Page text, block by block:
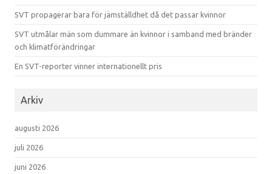
SVT propagerar bara för jämställdhet då det passar kvinnor
SVT utmålar män som dummare än kvinnor i samband med bränder
och klimatförändringar
En SVT-reporter vinner internationellt pris
Arkiv
augusti 2026
juli 2026
juni 2026